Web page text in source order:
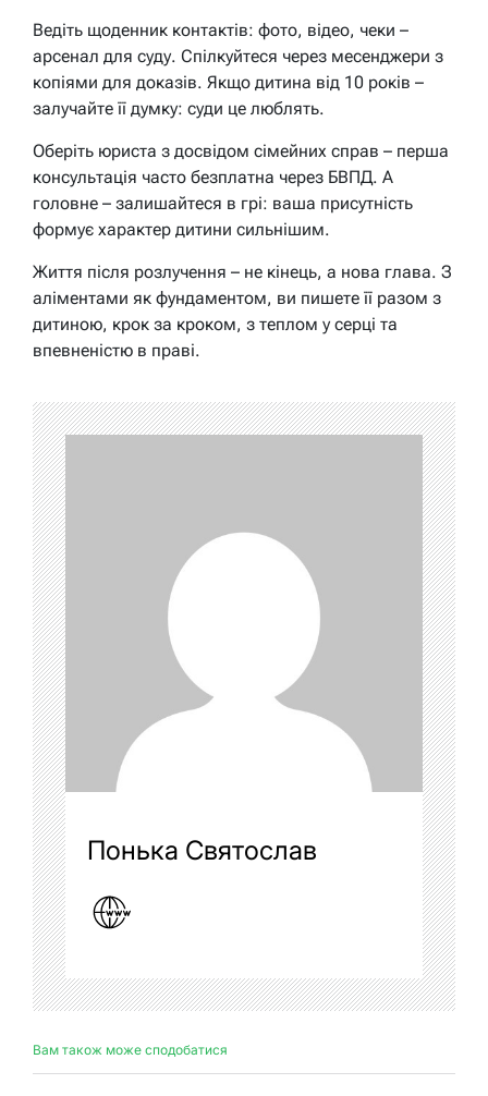
Ведіть щоденник контактів: фото, відео, чеки –
арсенал для суду. Спілкуйтеся через месенджери з
копіями для доказів. Якщо дитина від 10 років –
залучайте її думку: суди це люблять.
Оберіть юриста з досвідом сімейних справ – перша
консультація часто безплатна через БВПД. А
головне – залишайтеся в грі: ваша присутність
формує характер дитини сильнішим.
Життя після розлучення – не кінець, а нова глава. З
аліментами як фундаментом, ви пишете її разом з
дитиною, крок за кроком, з теплом у серці та
впевненістю в праві.
Понька Святослав
Вам також може сподобатися